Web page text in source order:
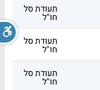
תעודת סל
חו"ל
תעודת סל
חו"ל
תעודת סל
חו"ל